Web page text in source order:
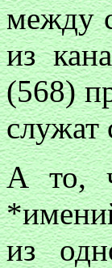
между
из
(568)
служат
А то,
из